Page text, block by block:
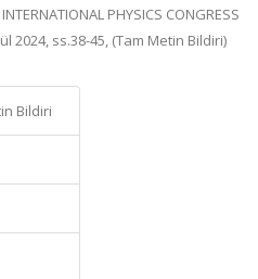
PHYSICS CONGRESS
2024, ss.38-45, (Tam Metin Bildiri)
Bildiri